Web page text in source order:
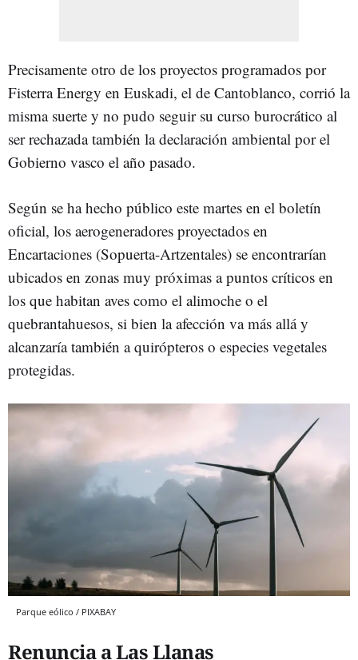
Precisamente otro de los proyectos programados por
Fisterra Energy en Euskadi, el de Cantoblanco, corrió la
misma suerte y no pudo seguir su curso burocrático al
ser rechazada también la declaración ambiental por el
Gobierno vasco el año pasado.
Según se ha hecho público este martes en el boletín
oficial, los aerogeneradores proyectados en
Encartaciones (Sopuerta-Artzentales) se encontrarían
ubicados en zonas muy próximas a puntos críticos en
los que habitan aves como el alimoche o el
quebrantahuesos, si bien la afección va más allá y
alcanzaría también a quirópteros o especies vegetales
protegidas.
Parque eólico / PIXABAY
Renuncia a Las Llanas